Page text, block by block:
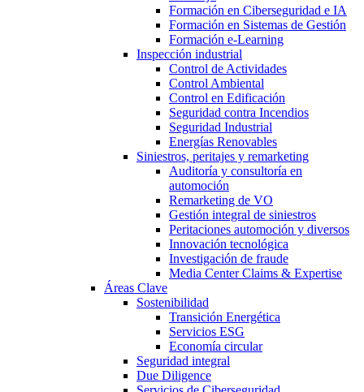
Formación en Ciberseguridad e IA
Formación en Sistemas de Gestión
Formación e-Learning
Inspección industrial
Control de Actividades
Control Ambiental
Control en Edificación
Seguridad contra Incendios
Seguridad Industrial
Energías Renovables
Siniestros, peritajes y remarketing
Auditoría y consultoría en
automoción
Remarketing de VO
Gestión integral de siniestros
Peritaciones automoción y diversos
Innovación tecnológica
Investigación de fraude
Media Center Claims & Expertise
Áreas Clave
Sostenibilidad
Transición Energética
Servicios ESG
Economía circular
Seguridad integral
Due Diligence